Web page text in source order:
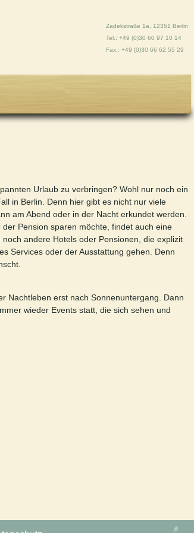
Zadekstraße 1a, 12351 Berlin
Tel.: +49 (0)30 60 97 10 14
Fax:: +49 (0)30 66 62 55 29
Urlaub zu verbringen? Wohl nur noch ein
in Berlin. Denn hier gibt es nicht nur viele
am Abend oder in der Nacht erkundet werden.
Pension sparen möchte, findet auch eine
noch andere Hotels oder Pensionen, die explizit
Services oder der Ausstattung gehen. Denn
Nachtleben erst nach Sonnenuntergang. Dann
wieder Events statt, die sich sehen und